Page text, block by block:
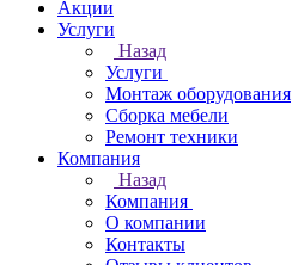
Акции
Услуги
Назад
Услуги
Монтаж оборудования
Сборка мебели
Ремонт техники
Компания
Назад
Компания
О компании
Контакты